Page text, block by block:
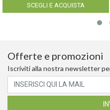
SCEGLI E ACQUISTA
Offerte e promozioni
Iscriviti alla nostra newsletter